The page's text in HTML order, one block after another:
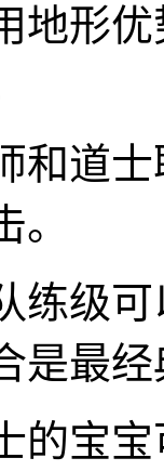
地形
和道
练级
是最
的宝